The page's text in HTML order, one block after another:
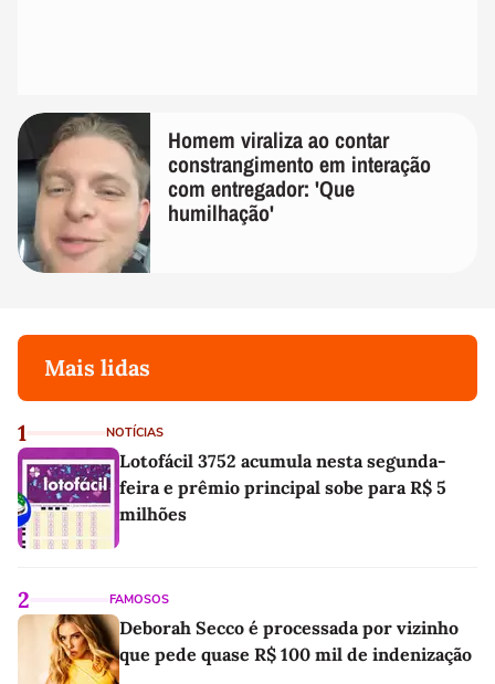
Homem viraliza ao contar
constrangimento em interação
com entregador: 'Que
humilhação'
Mais lidas
1 NOTÍCIAS
Lotofácil 3752 acumula nesta segunda-
feira e prêmio principal sobe para R$ 5
milhões
2 FAMOSOS
Deborah Secco é processada por vizinho
que pede quase R$ 100 mil de indenização